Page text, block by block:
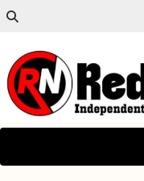
Skip
content